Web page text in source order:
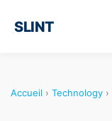
SLINT
Accueil › Technology ›